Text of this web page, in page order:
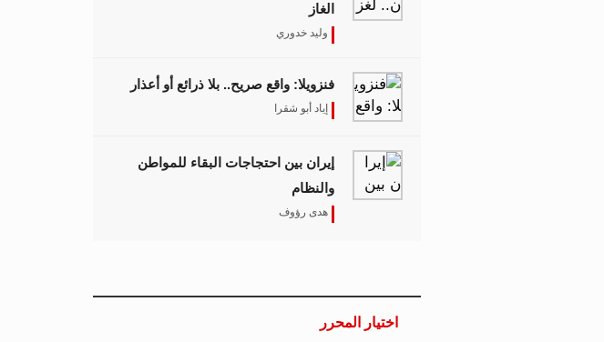
الغاز
وليد خدوري
فنزويلا: واقع صريح.. بلا ذرائع أو أعذار
إياد أبو شقرا
إيران بين احتجاجات البقاء للمواطن
والنظام
هدى رؤوف
اختيار المحرر